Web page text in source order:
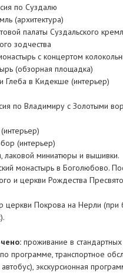
по Суздалю
(архитектура)
палаты Суздальского
зодчества
с концертом
(обзорная площадка)
Глеба в Кидекше (интерьер)
по Владимиру с Золотыми
(интерьер)
лаковой миниатюры и вышивки.
монастырь в Боголюбово.
и церкви Рождества
церкви Покрова на Нерли (при
проживание в
программе, транспортное
экскурсионная